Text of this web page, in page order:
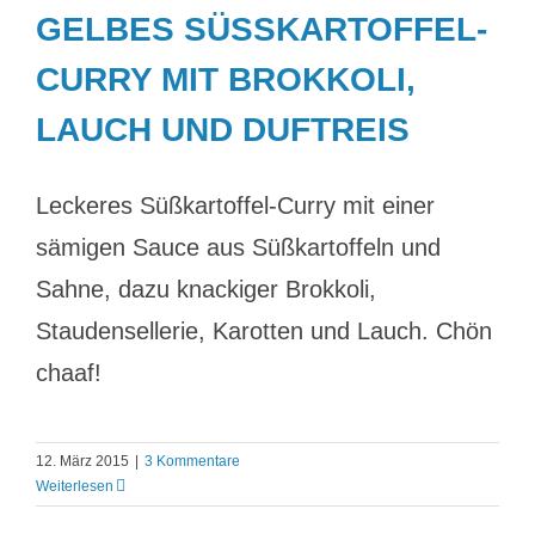
GELBES SÜSSKARTOFFEL-C
URRY MIT BROKKOLI, L
AUCH UND DUFTREIS
Leckeres Süßkartoffel-Curry mit einer
sämigen Sauce aus Süßkartoffeln und
Sahne, dazu knackiger Brokkoli,
Staudensellerie, Karotten und Lauch. Chön
chaaf!
12. März 2015
3 Kommentare
Weiterlesen